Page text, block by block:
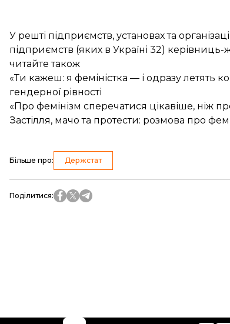
У решті підприємств, установах та
підприємств (яких в Україні 32) керівниць-
читайте також
«Ти кажеш: я феміністка — і одразу летять
гендерної рівності
«Про фемінізм сперечатися цікавіше, ніж
Застілля, мачо та протести: розмова про
Більше про: Держстат
Поділитися: